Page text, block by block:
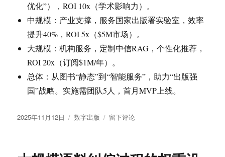
优化”），ROI 10x（学术影响力）。
中规模：产业支撑，服务国家出版署实验室，效率
提升40%，ROI 5x（$5M市场）。
大规模：机构服务，定制中信RAG，个性化推荐，
ROI 20x（订阅$1M/年）。
总体：从图书“静态”到“智能服务”，助力“出版强
国”战略。实施需团队5人，首月MVP上线。
发
2025年11月12日
分
数字出版
于
留下评论